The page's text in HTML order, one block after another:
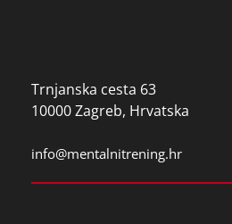
s
Trnjanska cesta 63
10000 Zagreb, Hrvatska
info@mentalnitrening.hr